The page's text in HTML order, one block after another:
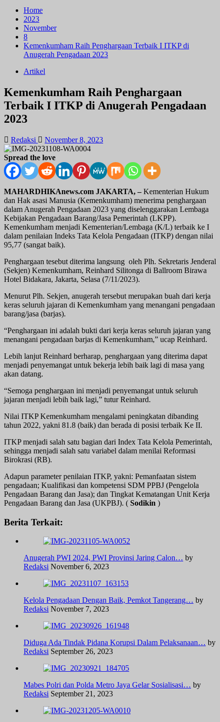
Home
2023
November
8
Kemenkumham Raih Penghargaan Terbaik I ITKP di
Anugerah Pengadaan 2023
Artikel
Kemenkumham Raih Penghargaan
Terbaik I ITKP di Anugerah Pengadaan
2023
Redaksi November 8, 2023
Spread the love
MAHARDHIKAnews.com JAKARTA, – Kementerian Hukum
dan Hak asasi Manusia (Kemenkumham) menerima penghargaan
dalam Anugerah Pengadaan 2023 yang diselenggarakan Lembaga
Kebijakan Pengadaan Barang/Jasa Pemerintah (LKPP).
Kemenkumham menjadi Kementerian/Lembaga (K/L) terbaik ke I
dalam penilaian Indeks Tata Kelola Pengadaan (ITKP) dengan nilai
95,77 (sangat baik).
Penghargaan tesebut diterima langsung oleh Plh. Sekretaris Jenderal
(Sekjen) Kemenkumham, Reinhard Silitonga di Ballroom Birawa
Hotel Bidakara, Jakarta, Selasa (7/11/2023).
Menurut Plh. Sekjen, anugerah tersebut merupakan buah dari kerja
keras seluruh jajaran di Kemenkumham yang menangani pengadaan
barang/jasa (barjas).
“Penghargaan ini adalah bukti dari kerja keras seluruh jajaran yang
menangani pengadaan barjas di Kemenkumham,” ucap Reinhard.
Lebih lanjut Reinhard berharap, penghargaan yang diterima dapat
menjadi penyemangat untuk bekerja lebih baik lagi di masa yang
akan datang.
“Semoga penghargaan ini menjadi penyemangat untuk seluruh
jajaran menjadi lebih baik lagi,” tutur Reinhard.
Nilai ITKP Kemenkumham mengalami peningkatan dibanding
tahun 2022, yakni 81.8 (baik) dan berada di posisi terbaik Ke II.
ITKP menjadi salah satu bagian dari Index Tata Kelola Pemerintah,
sehingga menjadi salah satu variabel dalam menilai Reformasi
Birokrasi (RB).
Adapun parameter penilaian ITKP, yakni: Pemanfaatan sistem
pengadaan; Kualifikasi dan kompetensi SDM PPBJ (Pengelola
Pengadaan Barang dan Jasa); dan Tingkat Kematangan Unit Kerja
Pengadaan Barang dan Jasa (UKPBJ). ( Sodikin )
Berita Terkait:
Anugerah PWI 2024, PWI Provinsi Jaring Calon… by
Redaksi November 6, 2023
Kelola Pengadaan Dengan Baik, Pemkot Tangerang… by
Redaksi November 7, 2023
Diduga Ada Tindak Pidana Korupsi Dalam Pelaksanaan… by
Redaksi September 26, 2023
Mabes Polri dan Polda Metro Jaya Gelar Sosialisasi… by
Redaksi September 21, 2023